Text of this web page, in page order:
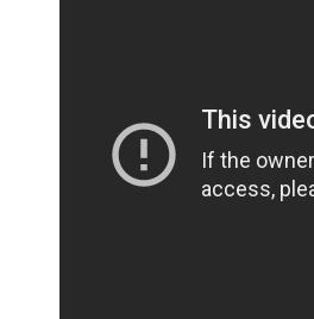
Sisteme Videoconferinta
Securitate Date